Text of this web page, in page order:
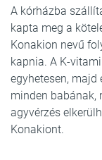
A kórházba
kapta meg a
Konakion nevű
kapnia. A K-
egyhetesen,
minden babának,
agyvérzés
Konakiont.